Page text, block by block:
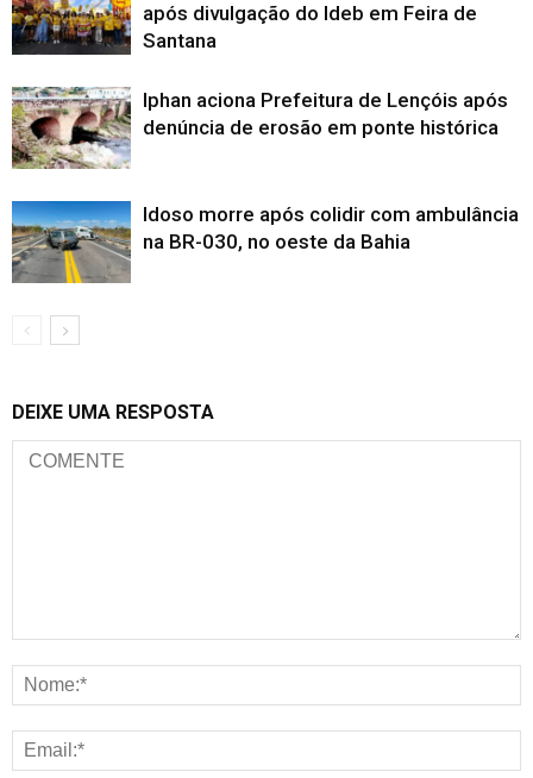
após divulgação do Ideb em Feira de
Santana
Iphan aciona Prefeitura de Lençóis após
denúncia de erosão em ponte histórica
Idoso morre após colidir com ambulância
na BR-030, no oeste da Bahia
DEIXE UMA RESPOSTA